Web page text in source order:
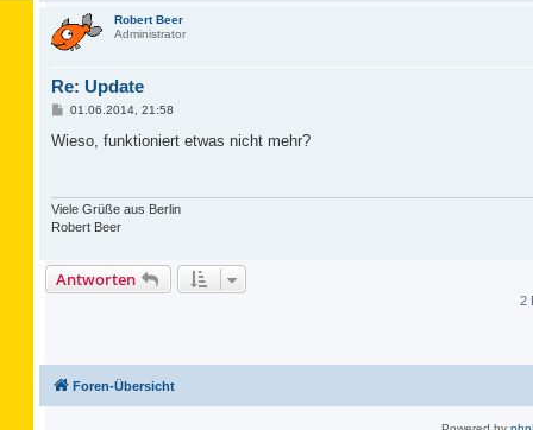
Robert Beer
Administrator
Re: Update
B
i
01.06.2014, 21:58
Wieso, funktioniert etwas nicht mehr?
Viele Grüße aus Berlin
Robert Beer
Antworten
2
Foren-Übersicht